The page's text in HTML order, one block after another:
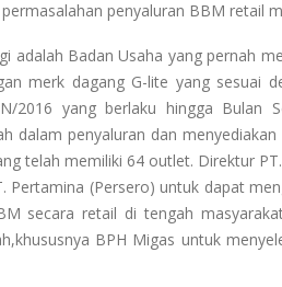
penyaluran BBM retail
adalah Badan Usaha yang pernah
merk dagang G-lite yang sesuai
2016 yang berlaku hingga Bulan
dalam penyaluran dan
telah memiliki 64 outlet. Direktur
Pertamina (Persero) untuk dapat
secara retail di tengah
BPH Migas untuk